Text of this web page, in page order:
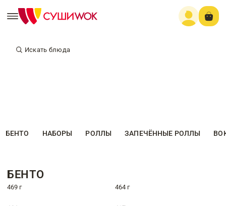
Искать блюда
БЕНТО НАБОРЫ РОЛЛЫ ЗАПЕЧЁННЫЕ РОЛЛЫ
БЕНТО
469 г 464 г